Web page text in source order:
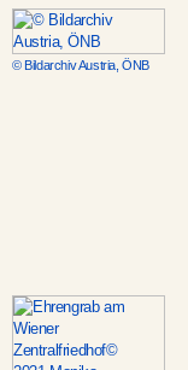
© Bildarchiv Austria, ÖNB